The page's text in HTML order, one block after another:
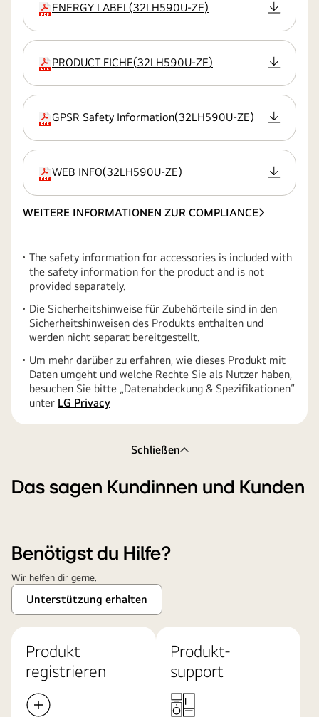
Erweiterung
ENERGY LABEL(32LH590U-ZE)
Erweiterung
PRODUCT FICHE(32LH590U-ZE)
Erweiterung
GPSR Safety Information(32LH590U-ZE)
Erweiterung
WEB INFO(32LH590U-ZE)
WEITERE INFORMATIONEN ZUR COMPLIANCE
The safety information for accessories is included with
the safety information for the product and is not
provided separately.
Die Sicherheitshinweise für Zubehörteile sind in den
Sicherheitshinweisen des Produkts enthalten und
werden nicht separat bereitgestellt.
Um mehr darüber zu erfahren, wie dieses Produkt mit
Daten umgeht und welche Rechte Sie als Nutzer haben,
besuchen Sie bitte „Datenabdeckung & Spezifikationen“
unter LG Privacy
Schließen
Das sagen Kundinnen und Kunden
Benötigst du Hilfe?
Wir helfen dir gerne.
Unterstützung erhalten
Produkt
registrieren
Produkt-
support